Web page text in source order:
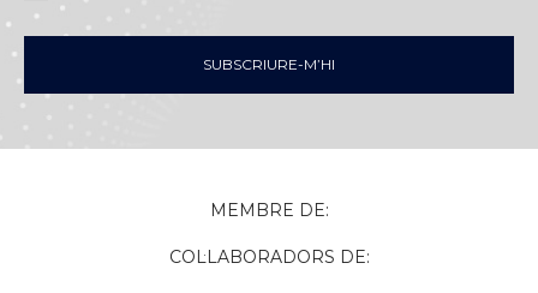
SUBSCRIURE-M’HI
MEMBRE DE:
COL·LABORADORS DE: